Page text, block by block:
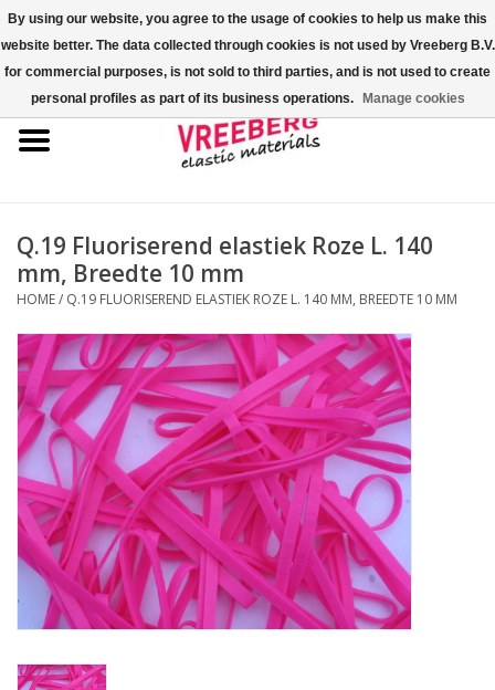
0 Artikelen - €0,00
Home
Gekleurde elastiekjes
Elastisch koord
Pallet elastiek
Kruiselastiek
Fastfix
Geknoopt elastiek
Zwarte elastiekjes aanbieding!
Witte elastiekjes aanbieding!
Q.19 Fluoriserend elastiek Roze L. 140
mm, Breedte 10 mm
HOME/ Q.19 FLUORISEREND ELASTIEK ROZE L. 140 MM, BREEDTE 10 MM
By using our website, you agree to the usage of cookies to help us make this
website better. The data collected through cookies is not used by Vreeberg B.V.
for commercial purposes, is not sold to third parties, and is not used to create
personal profiles as part of its business operations.
Manage cookies